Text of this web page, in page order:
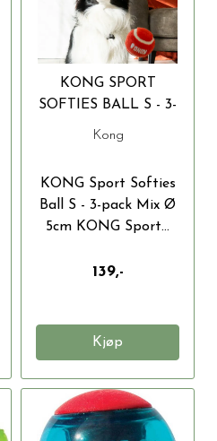
KONG SPORT
SOFTIES BALL S - 3-
PACK MIX Ø 5CM
Kong
KONG Sport Softies
Ball S - 3-pack Mix Ø
5cm KONG Sport...
139,-
Kjøp